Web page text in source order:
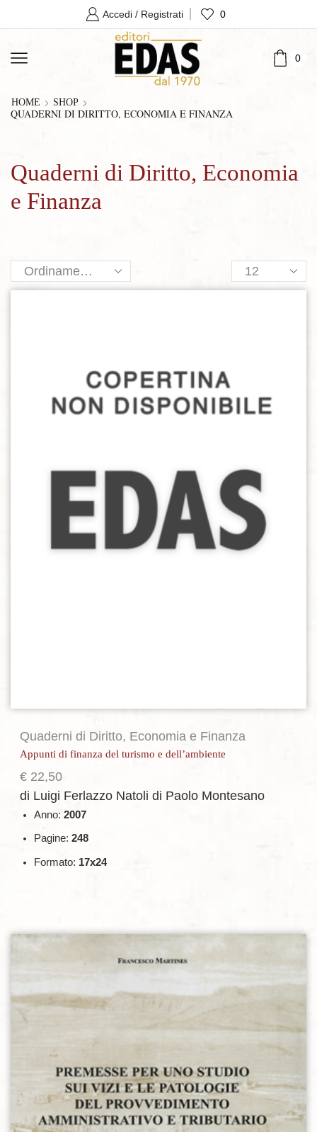
Accedi / Registrati 0
0
HOME SHOP
QUADERNI DI DIRITTO, ECONOMIA E FINANZA
Quaderni di Diritto, Economia
e Finanza
Products
per
Quaderni di Diritto, Economia e Finanza
Appunti di finanza del turismo e dell’ambiente
€ 22,50
di Luigi Ferlazzo Natoli di Paolo Montesano
Anno: 2007
Pagine: 248
Formato: 17x24
Aggiungi alla lista dei desideri